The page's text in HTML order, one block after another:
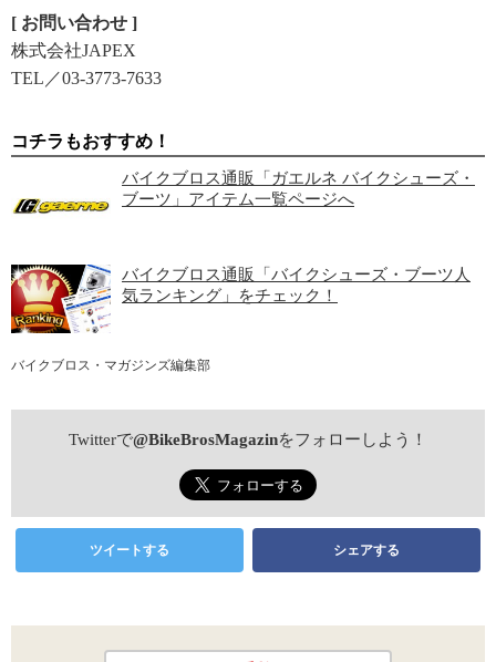
[ お問い合わせ ]
株式会社JAPEX
TEL／03-3773-7633
コチラもおすすめ！
バイクブロス通販「ガエルネ バイクシューズ・
ブーツ」アイテム一覧ページへ
バイクブロス通販「バイクシューズ・ブーツ人
気ランキング」をチェック！
バイクブロス・マガジンズ編集部
Twitterで@BikeBrosMagazinをフォローしよう！
ツイートする シェアする